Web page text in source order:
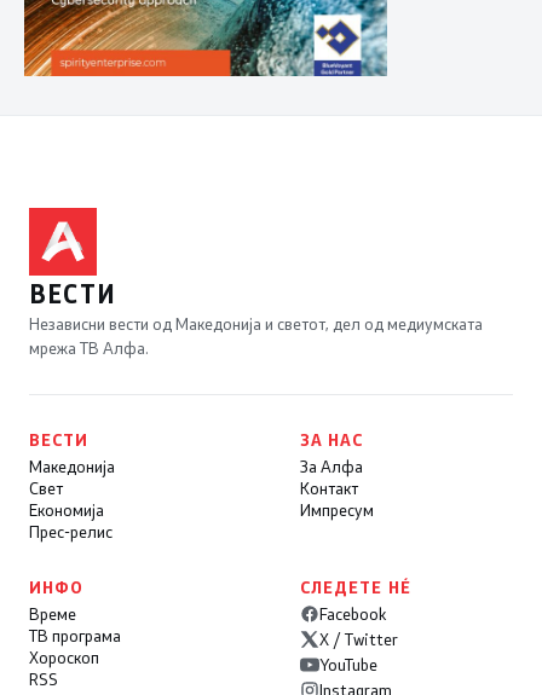
ВЕСТИ
Независни вести од Македонија и светот, дел од медиумската
мрежа ТВ Алфа.
ВЕСТИ
Македонија
Свет
Економија
Прес-релис
ЗА НАС
За Алфа
Контакт
Импресум
ИНФО
Време
ТВ програма
Хороскоп
RSS
СЛЕДЕТЕ НÉ
Facebook
X / Twitter
YouTube
Instagram